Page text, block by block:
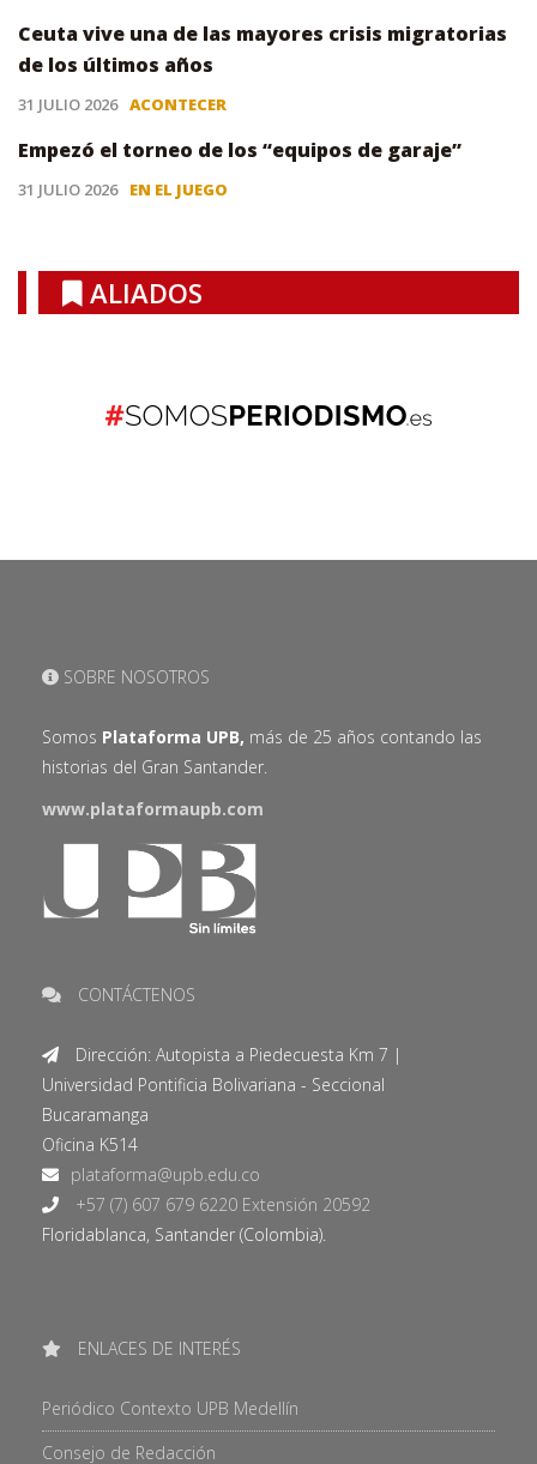
Ceuta vive una de las mayores crisis migratorias
de los últimos años
31 JULIO 2026 ACONTECER
Empezó el torneo de los “equipos de garaje”
31 JULIO 2026 EN EL JUEGO
ALIADOS
SOBRE NOSOTROS
Somos Plataforma UPB, más de 25 años contando las
historias del Gran Santander.
www.plataformaupb.com
CONTÁCTENOS
Dirección: Autopista a Piedecuesta Km 7 |
Universidad Pontificia Bolivariana - Seccional
Bucaramanga
Oficina K514
+57 (7) 607 679 6220 Extensión 20592
Floridablanca, Santander (Colombia).
ENLACES DE INTERÉS
Periódico Contexto UPB Medellín
Consejo de Redacción